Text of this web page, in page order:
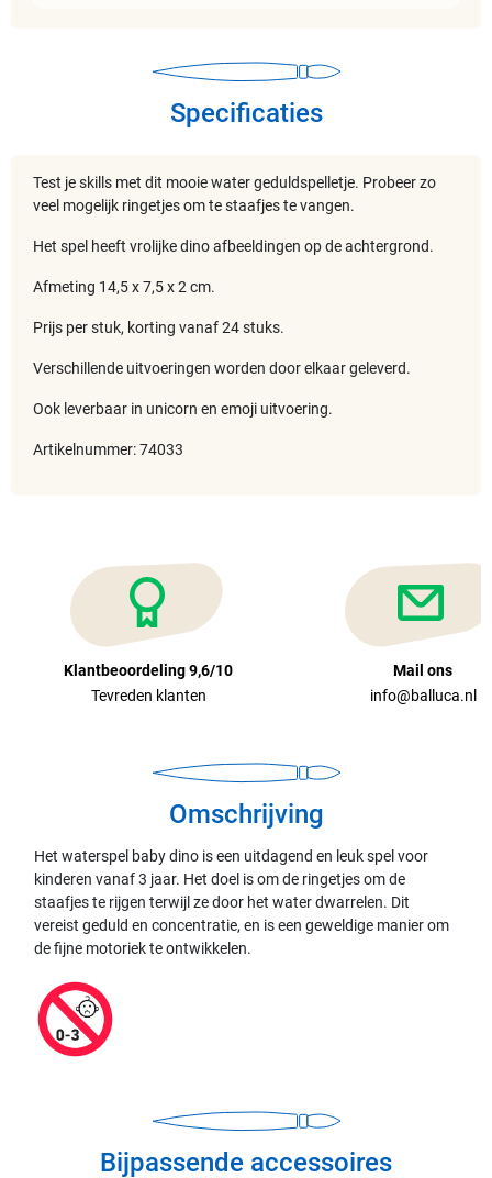
Specificaties
Test je skills met dit mooie water geduldspelletje. Probeer zo
veel mogelijk ringetjes om te staafjes te vangen.
Het spel heeft vrolijke dino afbeeldingen op de achtergrond.
Afmeting 14,5 x 7,5 x 2 cm.
Prijs per stuk, korting vanaf 24 stuks.
Verschillende uitvoeringen worden door elkaar geleverd.
Ook leverbaar in unicorn en emoji uitvoering.
Artikelnummer: 74033
Klantbeoordeling 9,6/10
Tevreden klanten
Mail ons
info@balluca.nl
Omschrijving
Het waterspel baby dino is een uitdagend en leuk spel voor
kinderen vanaf 3 jaar. Het doel is om de ringetjes om de
staafjes te rijgen terwijl ze door het water dwarrelen. Dit
vereist geduld en concentratie, en is een geweldige manier om
de fijne motoriek te ontwikkelen.
Bijpassende accessoires